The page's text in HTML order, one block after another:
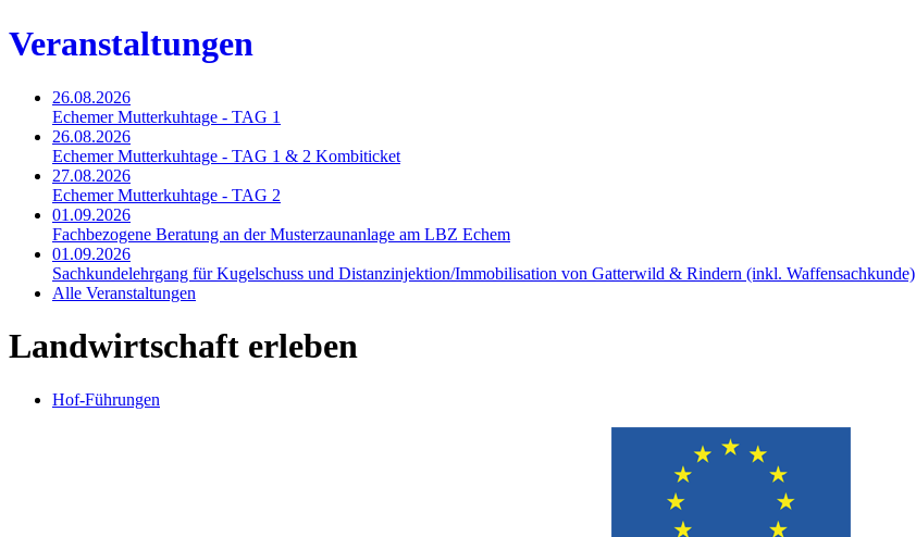
Veranstaltungen
26.08.2026
Echemer Mutterkuhtage - TAG 1
26.08.2026
Echemer Mutterkuhtage - TAG 1 & 2 Kombiticket
27.08.2026
Echemer Mutterkuhtage - TAG 2
01.09.2026
Fachbezogene Beratung an der Musterzaunanlage am LBZ Echem
01.09.2026
Sachkundelehrgang für Kugelschuss und Distanzinjektion/Immobilisation von Gatterwild & Rindern (inkl. Waffensachkunde)
Alle Veranstaltungen
Landwirtschaft erleben
Hof-Führungen